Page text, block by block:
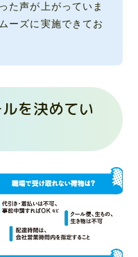
た声が上がっていま
ーズに実施できてお
を決めてい